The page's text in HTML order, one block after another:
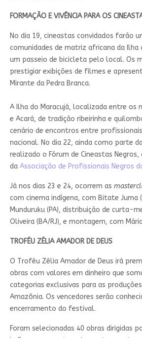
FORMAÇÃO E VIVÊNCIA PARA OS
No dia 19, cineastas convidados farão
comunidades de matriz africana da Ilha
um passeio de bicicleta pelo local. Os
prestigiar exibições de filmes e
Mirante da Pedra Branca.
A Ilha do Maracujá, localizada entre os
e Acará, de tradição ribeirinha e
cenário de encontros entre
nacional. No dia 22, ainda como parte
realizado o Fórum de Cineastas
da Associação de Profissionais Negros
Já nos dias 23 e 24, ocorrem as
com cinema indígena, com Bitate Juma
Munduruku (PA), distribuição de curta-
Oliveira (BA/RJ), e montagem, com
TROFÉU ZÉLIA AMADOR DE DEUS
O Troféu Zélia Amador de Deus irá
obras com valores em dinheiro que
categorias exclusivas para as
Amazônia. Os vencedores serão
encerramento do festival.
Foram selecionadas 40 obras dirigidas